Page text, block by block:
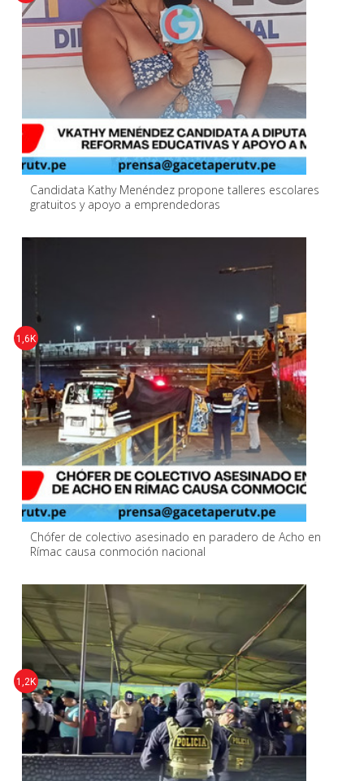
Candidata Kathy Menéndez propone talleres escolares
gratuitos y apoyo a emprendedoras
Chófer de colectivo asesinado en paradero de Acho en
Rímac causa conmoción nacional
1,6K
1,2K